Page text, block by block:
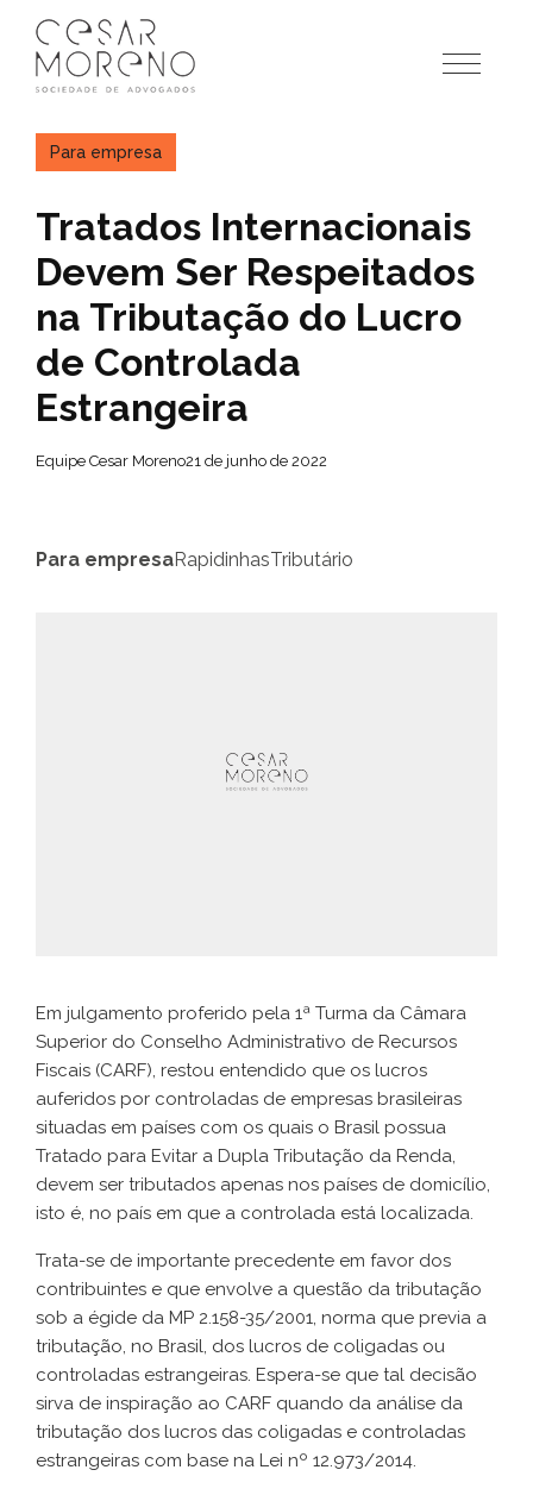
para
conteúdo
Para empresa
Tratados Internacionais
Devem Ser Respeitados
na Tributação do Lucro
de Controlada
Estrangeira
Equipe Cesar Moreno21 de junho de 2022
Para empresaRapidinhasTributário
Em julgamento proferido pela 1ª Turma da Câmara
Superior do Conselho Administrativo de Recursos
Fiscais (CARF), restou entendido que os lucros
auferidos por controladas de empresas brasileiras
situadas em países com os quais o Brasil possua
Tratado para Evitar a Dupla Tributação da Renda,
devem ser tributados apenas nos países de domicílio,
isto é, no país em que a controlada está localizada.
Trata-se de importante precedente em favor dos
contribuintes e que envolve a questão da tributação
sob a égide da MP 2.158-35/2001, norma que previa a
tributação, no Brasil, dos lucros de coligadas ou
controladas estrangeiras. Espera-se que tal decisão
sirva de inspiração ao CARF quando da análise da
tributação dos lucros das coligadas e controladas
estrangeiras com base na Lei nº 12.973/2014.